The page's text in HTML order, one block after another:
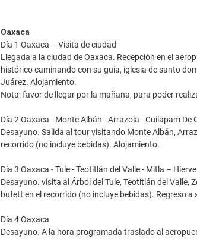
Oaxaca
Día 1 Oaxaca – Visita de ciudad
Llegada a la ciudad de Oaxaca. Recepción en el
histórico caminando con su guía, iglesia de santo
Juárez. Alojamiento.
Nota: favor de llegar por la mañana, para poder
Día 2 Oaxaca - Monte Albán - Arrazola - Cuilapam
Desayuno. Salida al tour visitando Monte Albán,
recorrido (no incluye bebidas). Alojamiento.
Día 3 Oaxaca - Tule - Teotitlán del Valle - Mitla –
Desayuno. visita al Árbol del Tule, Teotitlán del
bufett en el recorrido (no incluye bebidas). Regreso a
Día 4 Oaxaca
Desayuno. A la hora programada traslado al